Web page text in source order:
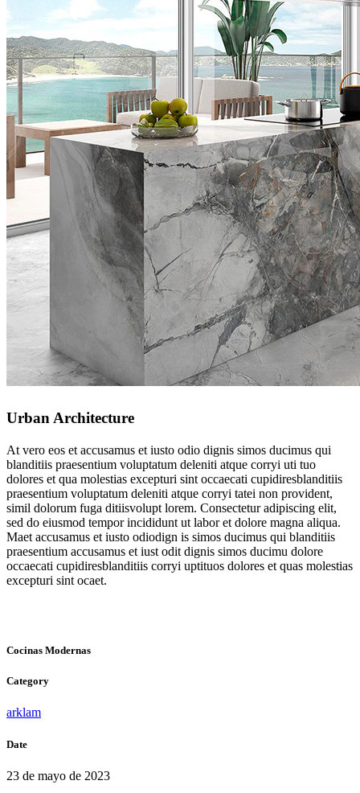
Urban Architecture
At vero eos et accusamus et iusto odio dignis simos ducimus qui
blanditiis praesentium voluptatum deleniti atque corryi uti tuo
dolores et qua molestias excepturi sint occaecati cupidiresblanditiis
praesentium voluptatum deleniti atque corryi tatei non provident,
simil dolorum fuga ditiisvolupt lorem. Consectetur adipiscing elit,
sed do eiusmod tempor incididunt ut labor et dolore magna aliqua.
Maet accusamus et iusto odiodign is simos ducimus qui blanditiis
praesentium accusamus et iust odit dignis simos ducimu dolore
occaecati cupidiresblanditiis corryi uptituos dolores et quas molestias
excepturi sint ocaet.
Cocinas Modernas
Category
arklam
Date
23 de mayo de 2023